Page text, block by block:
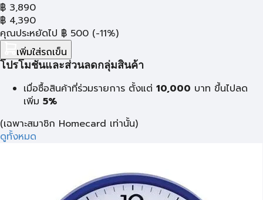
฿ 3,890
฿ 4,390
คุณประหยัดไป ฿ 500 (-11%)
เพิ่มใส่รถเข็น
โปรโมชั่นและส่วนลดกลุ่มสินค้า
เมื่อซื้อสินค้าที่ร่วมรายการ ตั้งแต่ 10,000 บาท ขึ้นไปลด
เพิ่ม 5%
(เฉพาะสมาชิก Homecard เท่านั้น)
ดูทั้งหมด